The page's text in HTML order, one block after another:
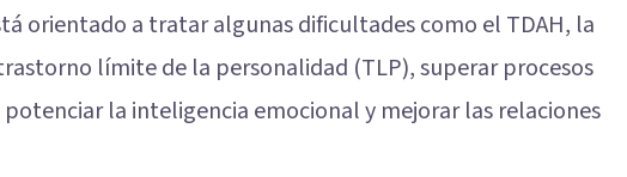
orientado a tratar algunas dificultades como el TDAH, la
límite de la personalidad (TLP), superar procesos
la inteligencia emocional y mejorar las relaciones